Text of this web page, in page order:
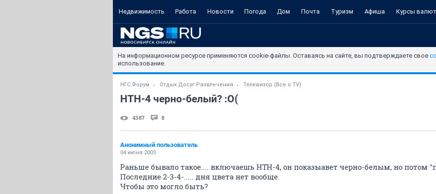
Недвижимость Работа Новости Погода Дом Почта Туризм Афиша Курсы валют
На информационном ресурсе применяются cookie-файлы. Оставаясь на сайте, вы подтверждаете свое
использование.
НГС.Форум Отдых Досуг Развлечения Телевизор (Все о TV)
НТН-4 черно-белый? :О(
4387 8
Анонимный пользователь
04 июня 2003
Раньше бывало такое.... включаешь НТН-4, он показыавет черно-белым, но потом
Последние 2-3-4-..... дня цвета нет вообще.
Чтобы это могло быть?